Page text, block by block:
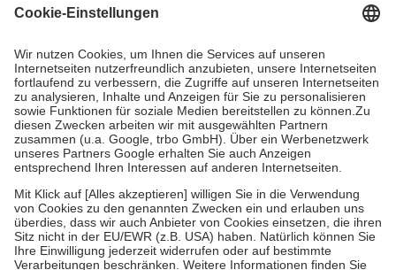
Grundsätzlich leisten Mitglieder Zuzahlungen in Höhe von zehn
höchstens zehn Euro.
Es sind jedoch nie mehr als die tatsächlichen
Kosten der Leistung zu entrichten.
Diese Regeln gelten grundsätzlich auch für Online-Apotheken.
Bei Heilmitteln und häuslicher Krankenpflege beträgt die
Zuzahlung zehn Prozent der Kosten sowie zehn Euro je
Verordnung.
Um das Engagement der Versicherten für ihre eigene Gesundheit zu
stärken und die besondere Stellung der Familie zu unterstützen,
fallenkeine Zuzahlungenan bei:
• Kindern und Jugendlichen bis zum vollendeten 18. Lebensjahr
mit Ausnahme der Fahrkosten
• Untersuchungen zur Vorsorge und Früherkennung, die von der